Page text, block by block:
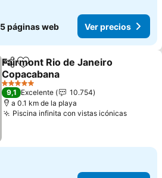
5 páginas web Ver precios
CompartirAñadir a favoritos
Fairmont Rio de Janeiro
Copacabana
Ver precios
5 Estrellas
9,1 Excelente
10.754
a 0.1 km de la playa
Piscina infinita con vistas icónicasVer